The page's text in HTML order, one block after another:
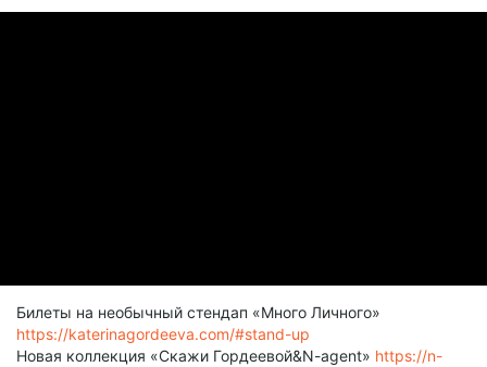
Билеты на необычный стендап «Много Личного»
https://katerinagordeeva.com/#stand-up
Новая коллекция «Скажи Гордеевой&N-agent» https://n-